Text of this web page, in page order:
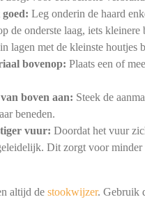
Leg onderin de haard
de onderste laag, iets
lagen met de kleinste houtjes
bovenop: Plaats een of
boven aan: Steek de
beneden.
vuur: Doordat het vuur
Dit zorgt voor minder
altijd de stookwijzer. Gebruik